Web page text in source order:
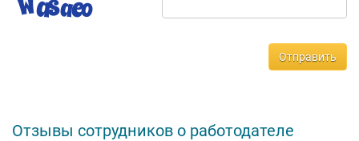
Отправить
Отзывы сотрудников о работодателе